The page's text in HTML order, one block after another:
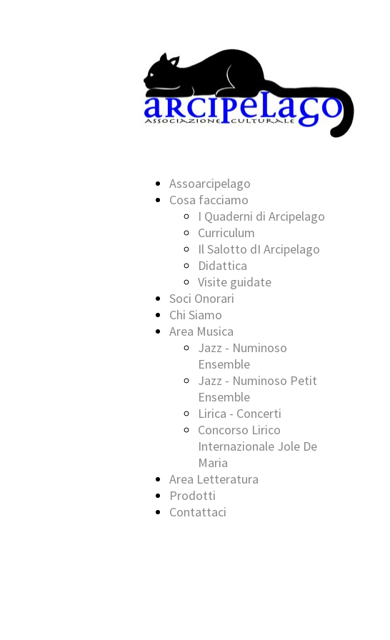
Assoarcipelago
Cosa facciamo
I Quaderni di Arcipelago
Curriculum
Il Salotto dI Arcipelago
Didattica
Visite guidate
Soci Onorari
Chi Siamo
Area Musica
Jazz - Numinoso
Ensemble
Jazz - Numinoso Petit
Ensemble
Lirica - Concerti
Concorso Lirico
Internazionale Jole De
Maria
Area Letteratura
Prodotti
Contattaci